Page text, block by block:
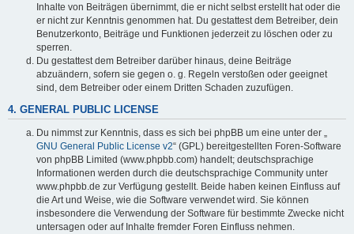
Inhalte von Beiträgen übernimmt, die er nicht selbst erstellt hat oder die
er nicht zur Kenntnis genommen hat. Du gestattest dem Betreiber, dein
Benutzerkonto, Beiträge und Funktionen jederzeit zu löschen oder zu
sperren.
Du gestattest dem Betreiber darüber hinaus, deine Beiträge
abzuändern, sofern sie gegen o. g. Regeln verstoßen oder geeignet
sind, dem Betreiber oder einem Dritten Schaden zuzufügen.
4. GENERAL PUBLIC LICENSE
Du nimmst zur Kenntnis, dass es sich bei phpBB um eine unter der „
GNU General Public License v2“ (GPL) bereitgestellten Foren-Software
von phpBB Limited (www.phpbb.com) handelt; deutschsprachige
Informationen werden durch die deutschsprachige Community unter
www.phpbb.de zur Verfügung gestellt. Beide haben keinen Einfluss auf
die Art und Weise, wie die Software verwendet wird. Sie können
insbesondere die Verwendung der Software für bestimmte Zwecke nicht
untersagen oder auf Inhalte fremder Foren Einfluss nehmen.